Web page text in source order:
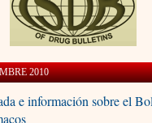
2010
e información sobre el